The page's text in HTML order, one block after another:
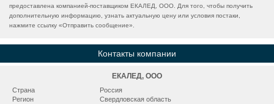
предоставлена компанией-поставщиком ЕКАЛЕД, ООО. Для того, чтобы получить
дополнительную информацию, узнать актуальную цену или условия постаки,
нажмите ссылку «Отправить сообщение».
Контакты компании
ЕКАЛЕД, ООО
Страна
Россия
Регион
Свердловская область